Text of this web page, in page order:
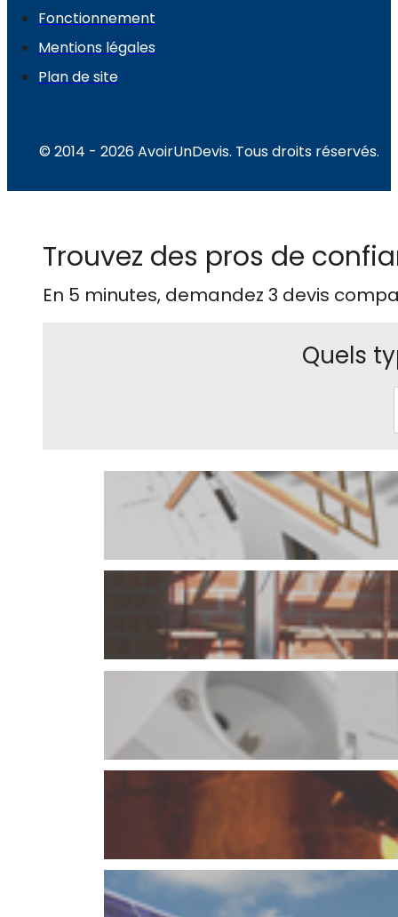
Fonctionnement
Mentions légales
Plan de site
© 2014 - 2026 AvoirUnDevis. Tous droits réservés.
Trouvez des pros de
En 5 minutes, demandez 3 devis
Quels